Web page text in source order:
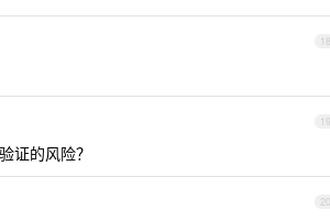
18
19
证的风险？
20